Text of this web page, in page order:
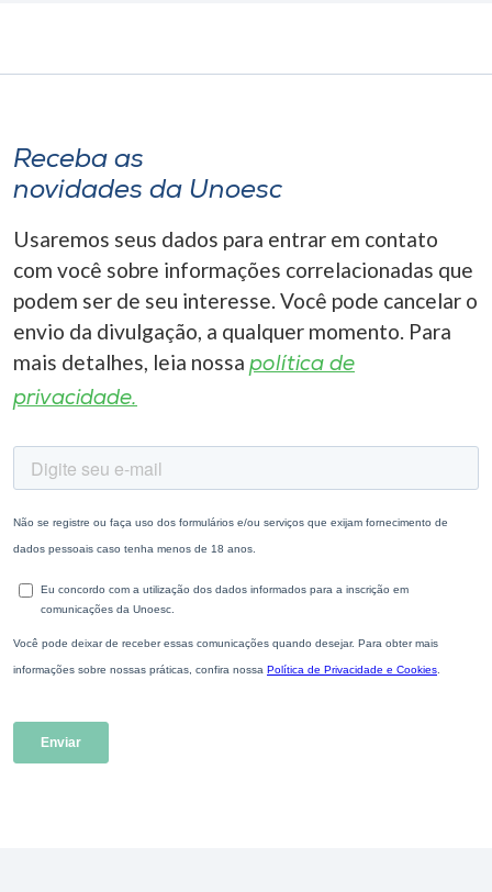
Receba as
novidades da Unoesc
Usaremos seus dados para entrar em contato
com você sobre informações correlacionadas que
podem ser de seu interesse. Você pode cancelar o
envio da divulgação, a qualquer momento. Para
mais detalhes, leia nossa política de
privacidade.